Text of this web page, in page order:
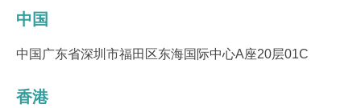
中国
中国广东省深圳市福田区东海国际中心A座20层01C
香港